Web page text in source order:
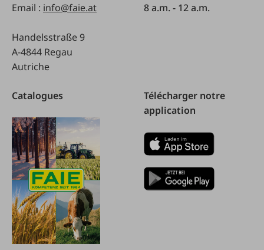
Email : info@faie.at
Handelsstraße 9
A-4844 Regau
Autriche
8 a.m. - 12 a.m.
Catalogues
Télécharger notre
application